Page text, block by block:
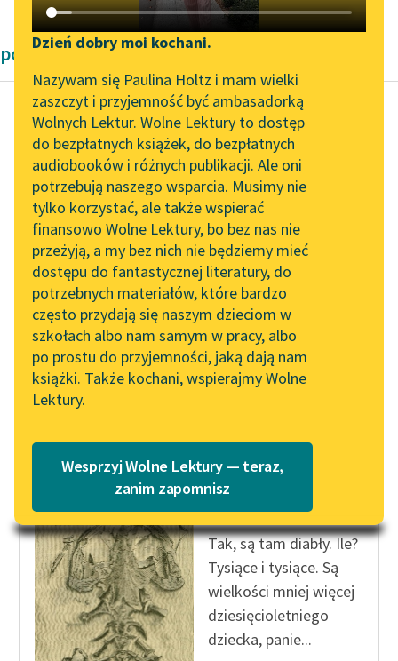
Katalog DAISY
Podkasty o książkach
Zgłoś brak utworu
Aktualności
Zapraszamy na spotkanie
online z tłumaczkami
literatury skandynawskiej
Spotkanie z Katarzyną
Tunkiel w Oslo
Wolne Lektury na 32.
Pol’and’Rock Festivalu
„Kochanek Lady
Chatterley” do słuchania
na Wolnych Lekturach
Nowy audiobook –
„Marzenie o Oriencie”
Lektury szkolne i klasyka
literatury do słuchania dla
uczennic i uczniów z
niepełnosprawnościami
E-kolekcja lektur
szkolnych i literatury do
Narzędzia
Mapa Wolnych Lektur
Leśmianator
Przewodnik dla piszących i
czytających
API
OAI-PMH
Widget Wolnych Lektur
Przypisy
Katalog w formacie PDF
Dzień dobry moi kochani.
Nazywam się Paulina Holtz i mam wielki
zaszczyt i przyjemność być ambasadorką
Wolnych Lektur. Wolne Lektury to dostęp
do bezpłatnych książek, do bezpłatnych
audiobooków i różnych publikacji. Ale oni
potrzebują naszego wsparcia. Musimy nie
tylko korzystać, ale także wspierać
finansowo Wolne Lektury, bo bez nas nie
przeżyją, a my bez nich nie będziemy mieć
dostępu do fantastycznej literatury, do
potrzebnych materiałów, które bardzo
często przydają się naszym dzieciom w
szkołach albo nam samym w pracy, albo
po prostu do przyjemności, jaką dają nam
książki. Także kochani, wspierajmy Wolne
Lektury.
Wesprzyj Wolne Lektury — teraz,
zanim zapomnisz
powieści fantastyczne
Karel Čapek
Fabryka Absolutu
Niechby sobie człowiek
myślał, że inna wiara
jest kiepska, ale nie
powinien myśleć, że
ten...
Czytaj więcej
Inwazja
jaszczurów
Tak, są tam diabły. Ile?
Tysiące i tysiące. Są
wielkości mniej więcej
dziesięcioletniego
dziecka, panie...